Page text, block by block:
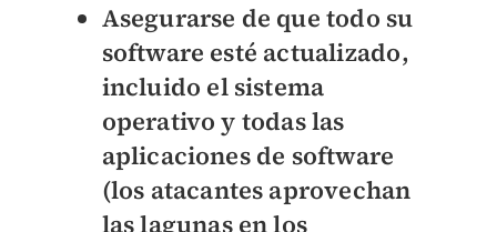
Asegurarse de que todo su
software esté actualizado,
incluido el sistema
operativo y todas las
aplicaciones de software
(los atacantes aprovechan
las lagunas en los